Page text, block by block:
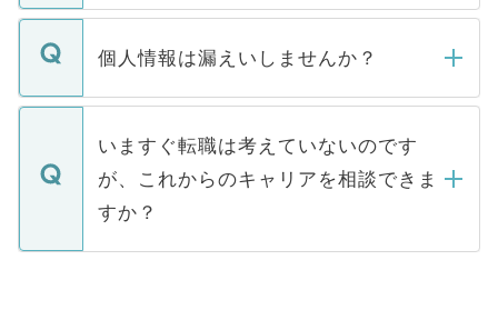
ません。
■応募殺到を避けるため 人気のある医療機
関を公にしてしまうと、応募が殺到する場
に、医療機関が求める条件に合った人材の
みを人材紹介会社に依頼するケースが増え
ています。
転職・入職を強要することは一切ありませ
ん。また、仮に応募先から内定をいただい
定を承諾する必要はありません。内定先へ
の辞退の連絡はキャリアパートナーが行い
個人情報は漏えいしませんか？
個人情報が漏えいすることはありませんの
で、ご安心ください。当サイトからの登録
などで収集したご登録者様の個人情報は、
ご本人のキャリアアップおよび転職活動の
支援を目的に使用いたします。お預かりし
ているすべての個人データはご本人の許可
いますぐ転職は考えていないのです
が、これからのキャリアを相談できま
すか？